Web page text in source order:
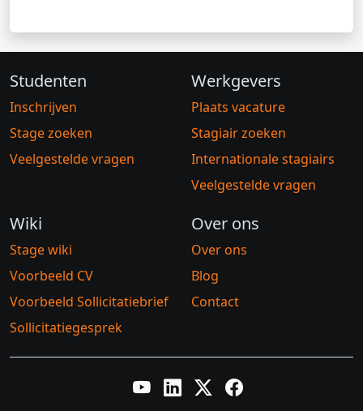
Studenten
Inschrijven
Stage zoeken
Veelgestelde vragen
Werkgevers
Plaats vacature
Stagiair zoeken
Internationale stagiairs
Veelgestelde vragen
Wiki
Stage wiki
Voorbeeld CV
Voorbeeld Sollicitatiebrief
Sollicitatiegesprek
Over ons
Over ons
Blog
Contact
YouTubeLinkedInTwitter XFacebook